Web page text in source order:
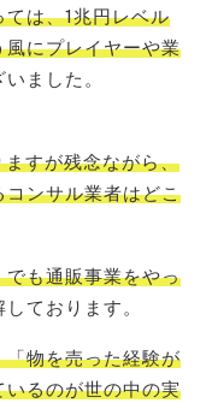
は、1兆円レベル
風にプレイヤーや業
いました。
すが残念ながら、
コンサル業者はどこ
でも通販事業をやっ
ております。
「物を売った経験が
いるのが世の中の実